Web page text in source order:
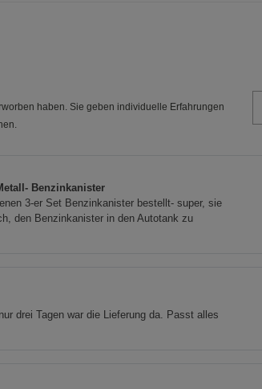
haben. Sie geben individuelle Erfahrungen
Benzinkanister
3-er Set Benzinkanister bestellt- super, sie
den Benzinkanister in den Autotank zu
drei Tagen war die Lieferung da. Passt alles
Datenschutzerklärung Impressum